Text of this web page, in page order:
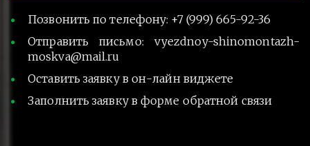
Позвонить по телефону: +7 (999) 665-92-36
Отправить письмо: vyezdnoy-shinomontazh-
moskva@mail.ru
Оставить заявку в он-лайн виджете
Заполнить заявку в форме обратной связи